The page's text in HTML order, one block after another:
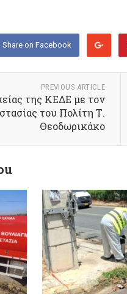
Share on Facebook
PREVIOUS ARTICLE
της ΚΕΔΕ με τον
του Πολίτη Τ.
Θεοδωρικάκο